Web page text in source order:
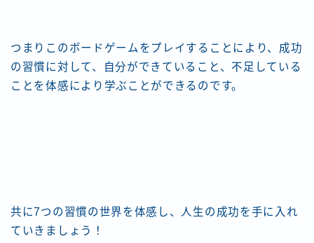
つまりこのボードゲームをプレイすることにより、成功
の習慣に対して、自分ができていること、不足している
ことを体感により学ぶことができるのです。
共に7つの習慣の世界を体感し、人生の成功を手に入れ
ていきましょう！